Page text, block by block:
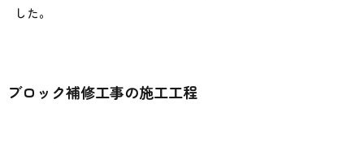
した。
ブロック補修工事の施工工程